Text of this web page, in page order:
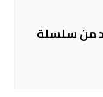
من سلسلة